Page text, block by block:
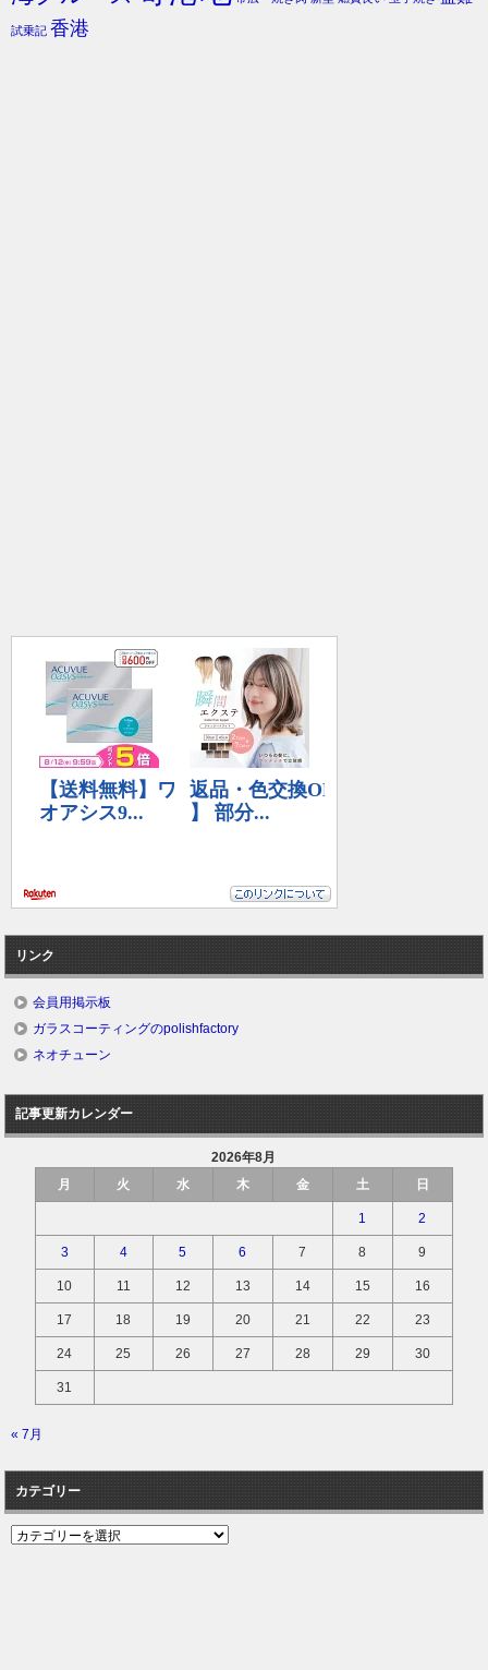
試乗記 香港
リンク
会員用掲示板
ガラスコーティングのpolishfactory
ネオチューン
記事更新カレンダー
2026年8月
月
火 水 木 金 土 日
1 2
3 4 5 6 7 8 9
10 11 12 13 14 15 16
17 18 19 20 21 22 23
24 25 26 27 28 29 30
31
« 7月
カテゴリー
カ